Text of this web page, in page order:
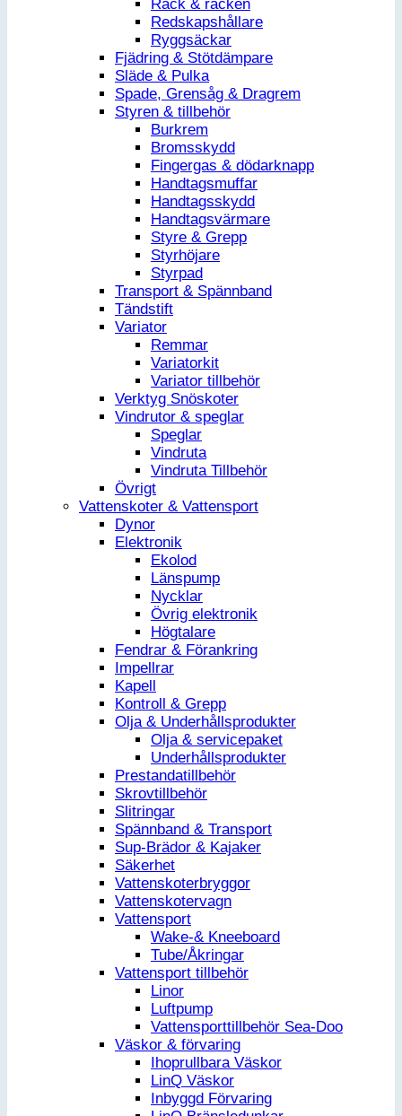
Rack & räcken
Redskapshållare
Ryggsäckar
Fjädring & Stötdämpare
Släde & Pulka
Spade, Grensåg & Dragrem
Styren & tillbehör
Burkrem
Bromsskydd
Fingergas & dödarknapp
Handtagsmuffar
Handtagsskydd
Handtagsvärmare
Styre & Grepp
Styrhöjare
Styrpad
Transport & Spännband
Tändstift
Variator
Remmar
Variatorkit
Variator tillbehör
Verktyg Snöskoter
Vindrutor & speglar
Speglar
Vindruta
Vindruta Tillbehör
Övrigt
Vattenskoter & Vattensport
Dynor
Elektronik
Ekolod
Länspump
Nycklar
Övrig elektronik
Högtalare
Fendrar & Förankring
Impellrar
Kapell
Kontroll & Grepp
Olja & Underhållsprodukter
Olja & servicepaket
Underhållsprodukter
Prestandatillbehör
Skrovtillbehör
Slitringar
Spännband & Transport
Sup-Brädor & Kajaker
Säkerhet
Vattenskoterbryggor
Vattenskotervagn
Vattensport
Wake-& Kneeboard
Tube/Åkringar
Vattensport tillbehör
Linor
Luftpump
Vattensporttillbehör Sea-Doo
Väskor & förvaring
Ihoprullbara Väskor
LinQ Väskor
Inbyggd Förvaring